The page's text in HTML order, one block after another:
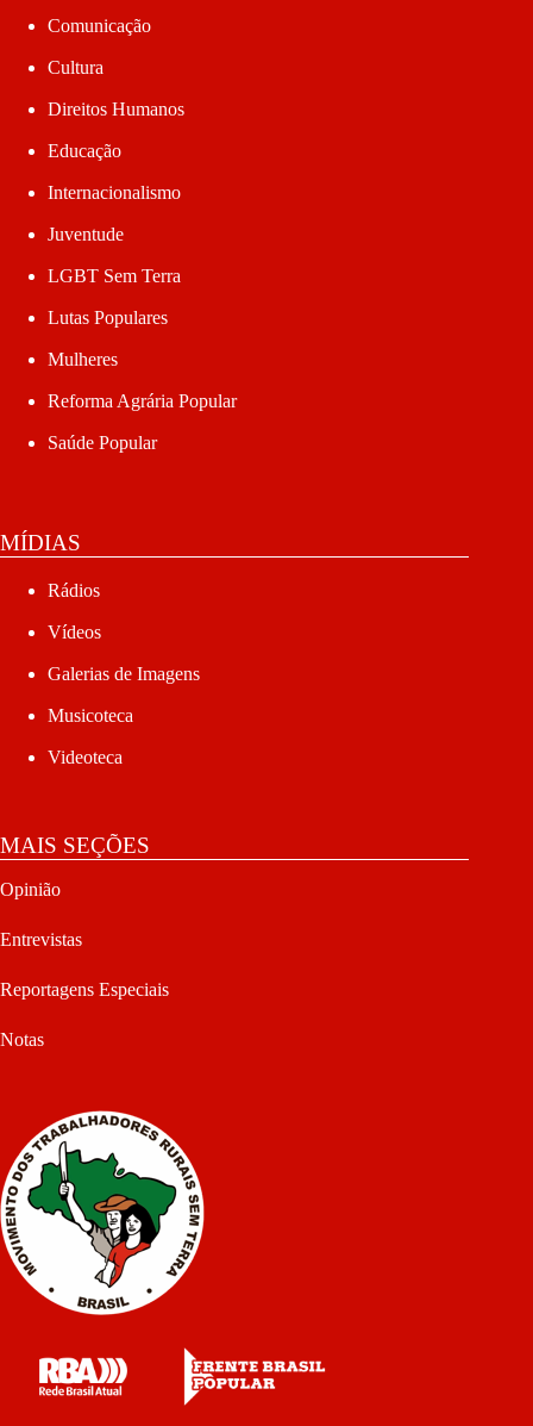
Comunicação
Cultura
Direitos Humanos
Educação
Internacionalismo
Juventude
LGBT Sem Terra
Lutas Populares
Mulheres
Reforma Agrária Popular
Saúde Popular
MÍDIAS
Rádios
Vídeos
Galerias de Imagens
Musicoteca
Videoteca
MAIS SEÇÕES
Opinião
Entrevistas
Reportagens Especiais
Notas